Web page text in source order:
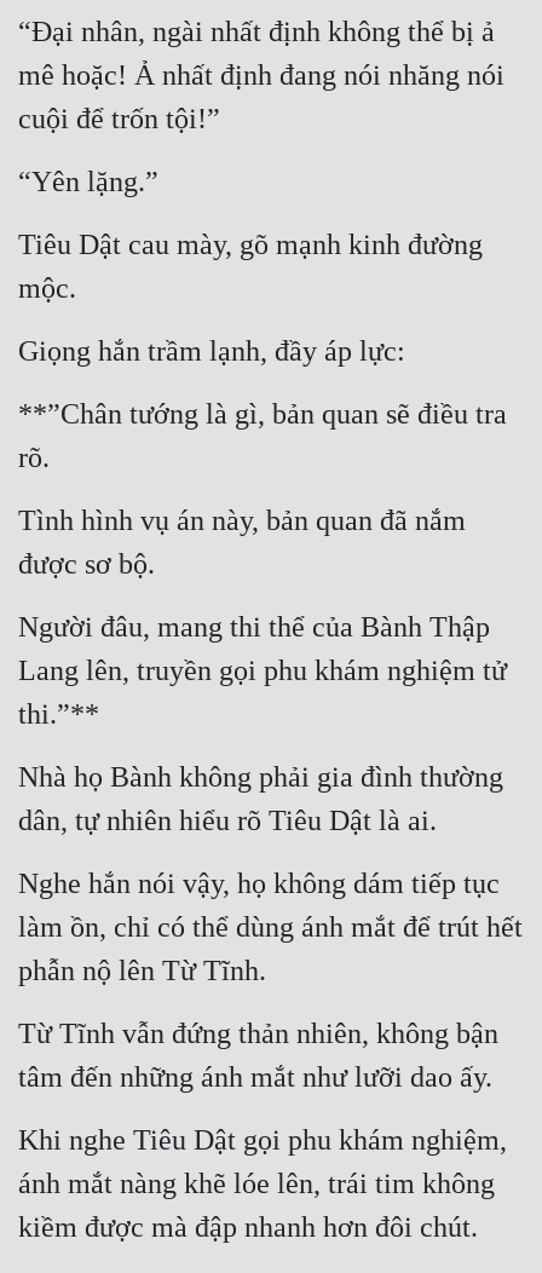
“Đại nhân, ngài nhất định không thể bị ả
mê hoặc! Ả nhất định đang nói nhăng nói
cuội để trốn tội!”
“Yên lặng.”
Tiêu Dật cau mày, gõ mạnh kinh đường
mộc.
Giọng hắn trầm lạnh, đầy áp lực:
**”Chân tướng là gì, bản quan sẽ điều tra
rõ.
Tình hình vụ án này, bản quan đã nắm
được sơ bộ.
Người đâu, mang thi thể của Bành Thập
Lang lên, truyền gọi phu khám nghiệm tử
thi.”**
Nhà họ Bành không phải gia đình thường
dân, tự nhiên hiểu rõ Tiêu Dật là ai.
Nghe hắn nói vậy, họ không dám tiếp tục
làm ồn, chỉ có thể dùng ánh mắt để trút hết
phẫn nộ lên Từ Tĩnh.
Từ Tĩnh vẫn đứng thản nhiên, không bận
tâm đến những ánh mắt như lưỡi dao ấy.
Khi nghe Tiêu Dật gọi phu khám nghiệm,
ánh mắt nàng khẽ lóe lên, trái tim không
kiềm được mà đập nhanh hơn đôi chút.